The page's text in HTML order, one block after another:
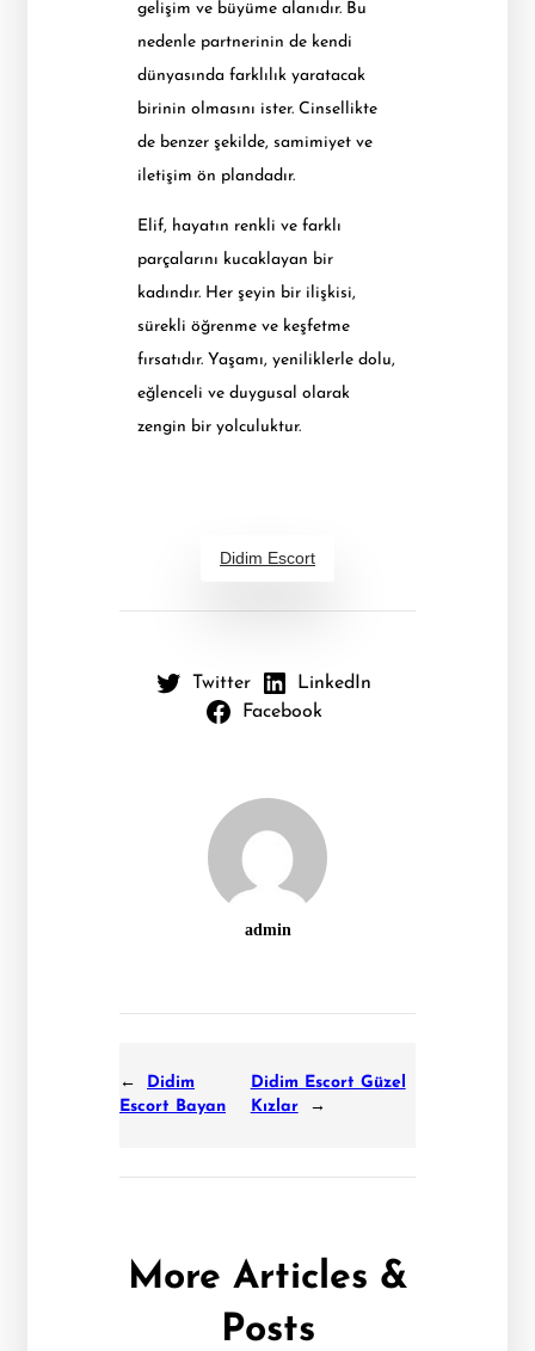
gelişim ve büyüme alanıdır. Bu
nedenle partnerinin de kendi
dünyasında farklılık yaratacak
birinin olmasını ister. Cinsellikte
de benzer şekilde, samimiyet ve
iletişim ön plandadır.
Elif, hayatın renkli ve farklı
parçalarını kucaklayan bir
kadındır. Her şeyin bir ilişkisi,
sürekli öğrenme ve keşfetme
fırsatıdır. Yaşamı, yeniliklerle dolu,
eğlenceli ve duygusal olarak
zengin bir yolculuktur.
Didim Escort
Twitter
LinkedIn
Facebook
admin
←
Didim
Escort Bayan
Didim Escort Güzel
Kızlar
→
More Articles &
Posts